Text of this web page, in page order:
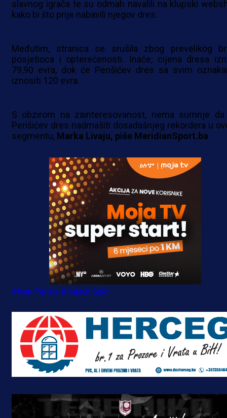
slavnog igrača te su odmah navalili na klupski
kako bi što prije nabavili njegov dres.
Međutim, stranica se srušila zbog prevelikog
posjetioca i opterećenosti. Inače, cijena dresa
79,90 evra, dok će Perišićev dres sa svim
iznositi 120 evra.
S obzirom na zainteresovanost, nema sumnje
Perišićev dres nadmašiti dosadašnjeg rekordera u
segmentu, Marka Livaju, piše MeridianSport.ba
#Ivan Perišić #Hajduk Split